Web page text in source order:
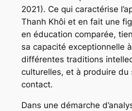
2021). Ce qui caractérise
Thanh Khôi et en fait une
en éducation comparée,
sa capacité exceptionnelle
différentes traditions
culturelles, et à produire du
contact.
Dans une démarche